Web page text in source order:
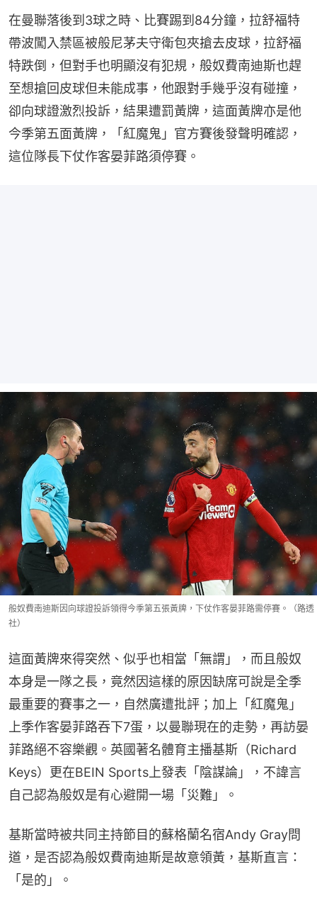
在曼聯落後到3球之時、比賽踢到84分鐘，拉舒福特
帶波闖入禁區被般尼茅夫守衛包夾搶去皮球，拉舒福
特跌倒，但對手也明顯沒有犯規，般奴費南迪斯也趕
至想搶回皮球但未能成事，他跟對手幾乎沒有碰撞，
卻向球證激烈投訴，結果遭罰黃牌，這面黃牌亦是他
今季第五面黃牌，「紅魔鬼」官方賽後發聲明確認，
這位隊長下仗作客晏菲路須停賽。
般奴費南迪斯因向球證投訴領得今季第五張黃牌，下仗作客晏菲路需停賽。（路透
社）
這面黃牌來得突然、似乎也相當「無謂」，而且般奴
本身是一隊之長，竟然因這樣的原因缺席可說是全季
最重要的賽事之一，自然廣遭批評；加上「紅魔鬼」
上季作客晏菲路吞下7蛋，以曼聯現在的走勢，再訪晏
菲路絕不容樂觀。英國著名體育主播基斯（Richard
Keys）更在BEIN Sports上發表「陰謀論」，不諱言
自己認為般奴是有心避開一場「災難」。
基斯當時被共同主持節目的蘇格蘭名宿Andy Gray問
道，是否認為般奴費南迪斯是故意領黃，基斯直言：
「是的」。